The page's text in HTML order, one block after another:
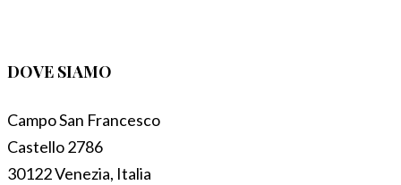
DOVE SIAMO
Campo San Francesco
Castello 2786
30122 Venezia, Italia